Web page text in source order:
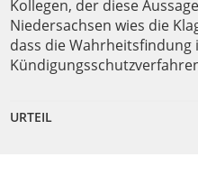
Kollegen, der diese
Niedersachsen wies die
dass die Wahrheitsfindung
URTEIL